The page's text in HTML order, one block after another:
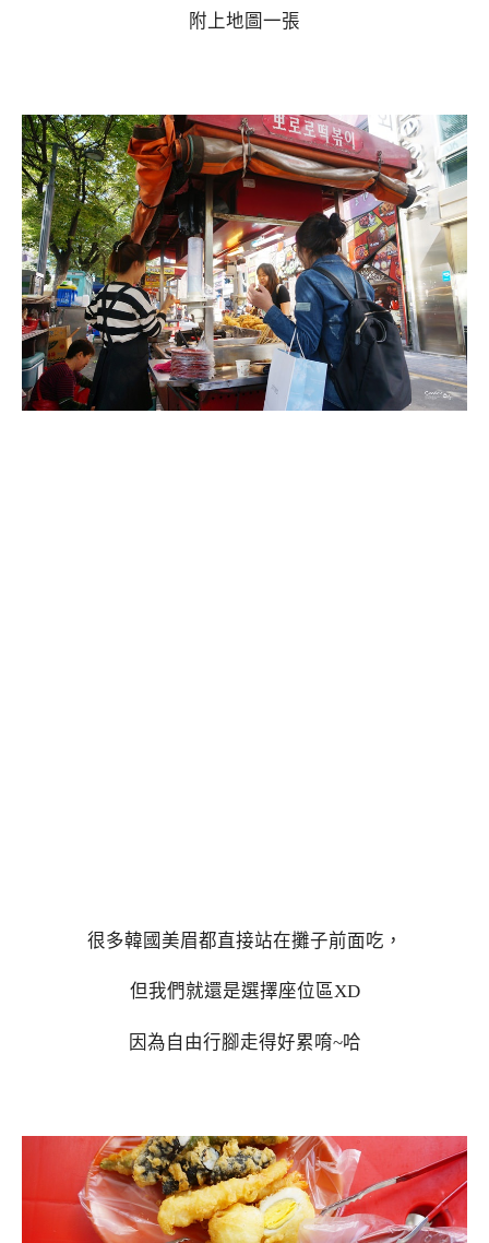
附上地圖一張
很多韓國美眉都直接站在攤子前面吃，
但我們就還是選擇座位區XD
因為自由行腳走得好累唷~哈